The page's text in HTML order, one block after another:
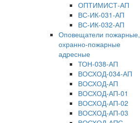
ОПТИМИСТ-АП
ВС-ИК-031-АП
ВС-ИК-032-АП
Оповещатели пожарные,
охранно-пожарные
адресные
ТОН-038-АП
ВОСХОД-034-АП
ВОСХОД-АП
ВОСХОД-АП-01
ВОСХОД-АП-02
ВОСХОД-АП-03